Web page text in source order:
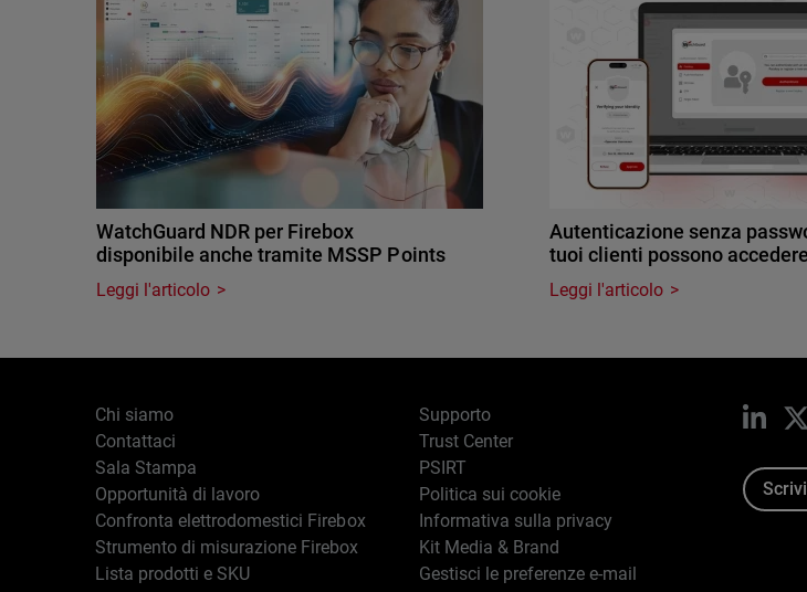
WatchGuard NDR per Firebox
disponibile anche tramite MSSP Points
Leggi l'articolo
Autenticazione senza
tuoi clienti possono
Leggi l'articolo
Chi siamo
Contattaci
Sala Stampa
Opportunità di lavoro
Confronta elettrodomestici Firebox
Strumento di misurazione Firebox
Lista prodotti e SKU
Supporto
Trust Center
PSIRT
Politica sui cookie
Informativa sulla privacy
Kit Media & Brand
Gestisci le preferenze e-mail